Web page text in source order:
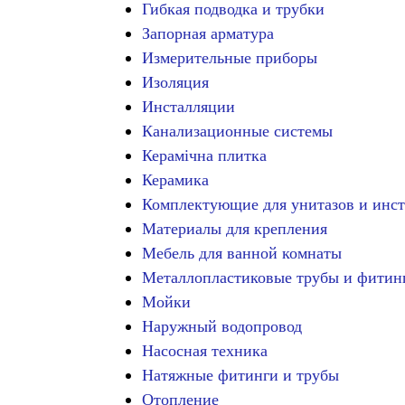
Гибкая подводка и трубки
Запорная арматура
Измерительные приборы
Изоляция
Инсталляции
Канализационные системы
Керамічна плитка
Керамика
Комплектующие для унитазов и
Материалы для крепления
Мебель для ванной комнаты
Металлопластиковые трубы и
Мойки
Наружный водопровод
Насосная техника
Натяжные фитинги и трубы
Отопление